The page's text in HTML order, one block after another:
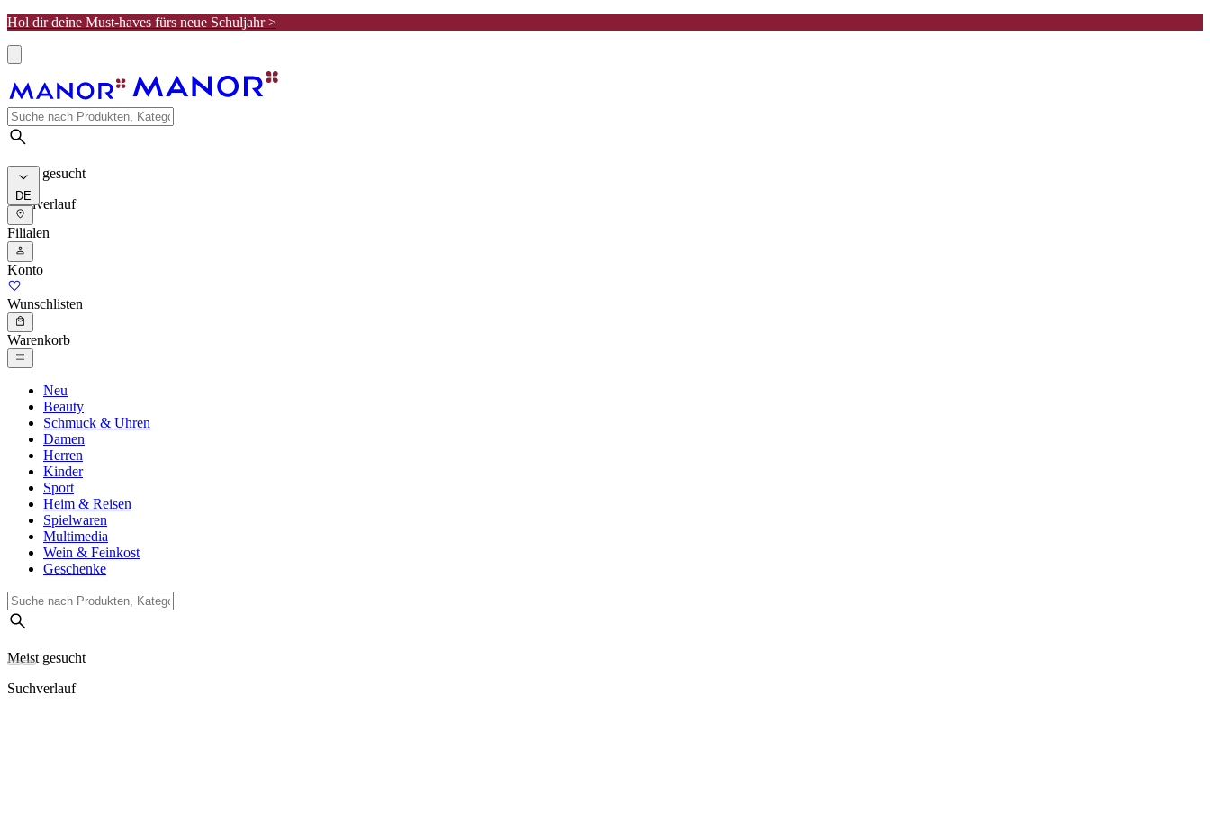
Hol dir deine Must-haves fürs neue Schuljahr >
Meist gesucht
Suchverlauf
DE
Filialen
Konto
Wunschlisten
Warenkorb
Neu
Beauty
Schmuck & Uhren
Damen
Herren
Kinder
Sport
Heim & Reisen
Spielwaren
Multimedia
Wein & Feinkost
Geschenke
Meist gesucht
Suchverlauf